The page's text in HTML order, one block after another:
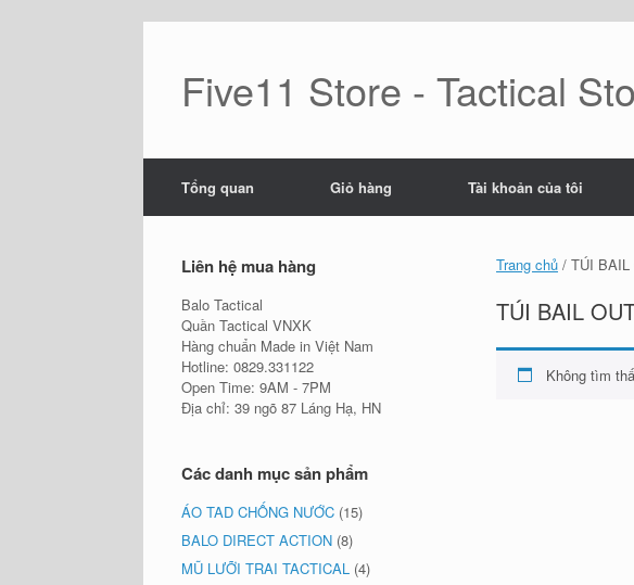
Five11 Store - Tactical
Tổng quan Giỏ hàng Tài khoản của tôi
Trang chủ / TÚI BAIL
TÚI BAIL
Không tìm
Liên hệ mua hàng
Balo Tactical
Quần Tactical VNXK
Hàng chuẩn Made in Việt Nam
Hotline: 0829.331122
Open Time: 9AM - 7PM
Địa chỉ: 39 ngõ 87 Láng Hạ, HN
Các danh mục sản phẩm
ÁO TAD CHỐNG NƯỚC (15)
BALO DIRECT ACTION (8)
MŨ LƯỠI TRAI TACTICAL (4)